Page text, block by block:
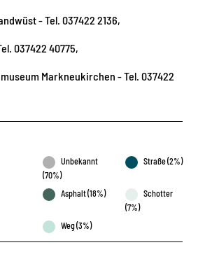
- Tel. 037422 2136,
037422 40775,
Markneukirchen - Tel. 037422
Unbekannt
(70%)
Straße (2%)
Asphalt (18%)
Schotter
(7%)
Weg (3%)